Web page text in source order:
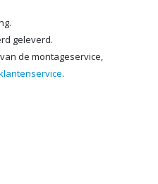
geleverd.
de montageservice,
.